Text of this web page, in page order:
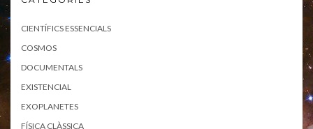
CIENTÍFICS ESSENCIALS
COSMOS
DOCUMENTALS
EXISTENCIAL
EXOPLANETES
FÍSICA CLÀSSICA